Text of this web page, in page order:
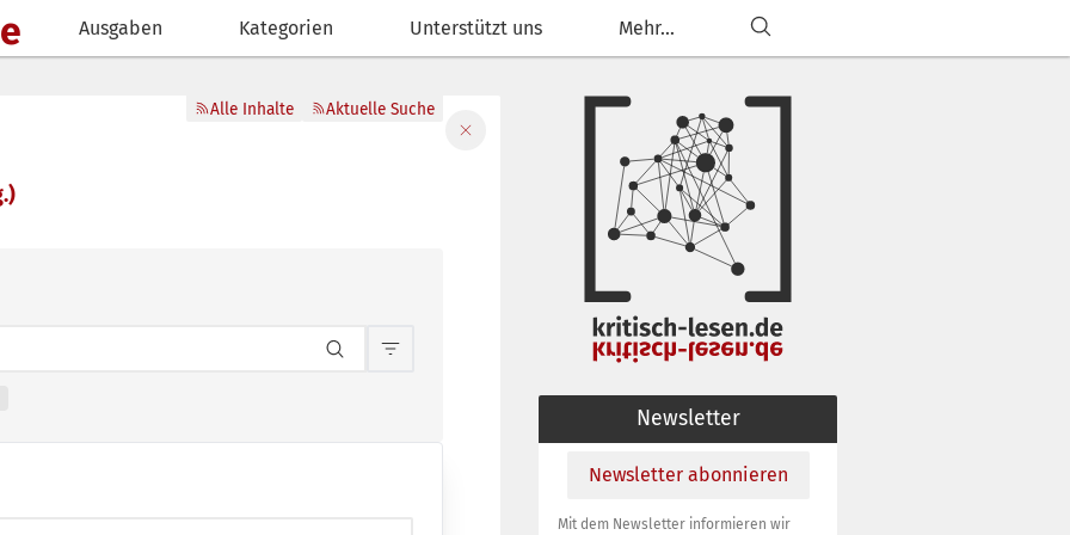
Ausgaben Kategorien Unterstützt uns Mehr...
Alle Inhalte Aktuelle Suche
Inhaltsfilterung anpassen
Filter schließen
Newsletter
Newsletter abonnieren
Mit dem Newsletter informieren wir